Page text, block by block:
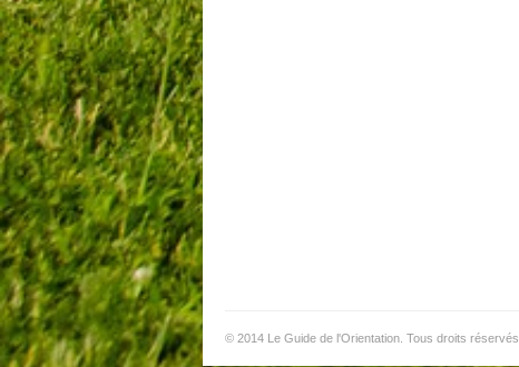
© 2014 Le Guide de l'Orientation. Tous droits réservés.